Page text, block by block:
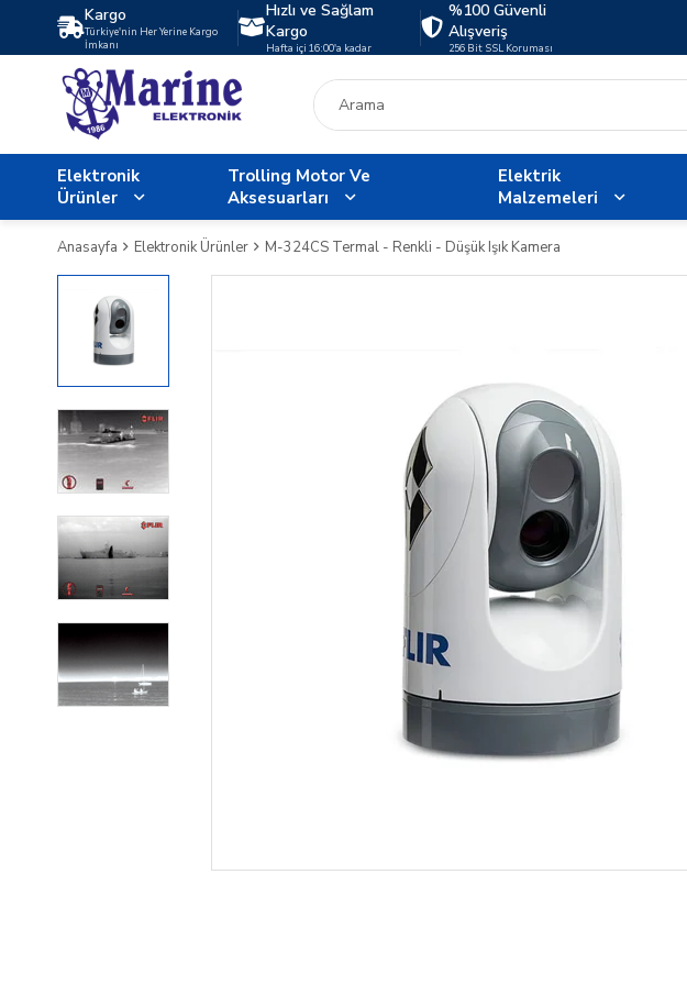
Kargo
Türkiye'nin Her Yerine Kargo
İmkanı
Hızlı ve Sağlam
Kargo
Hafta içi 16:00'a kadar
%100 Güvenli
Alışveriş
256 Bit SSL Koruması
Elektronik
Ürünler
Trolling Motor Ve
Aksesuarları
Elektrik
Malzemeleri
Anasayfa Elektronik Ürünler M-324CS Termal - Renkli - Düşük Işık Kamera